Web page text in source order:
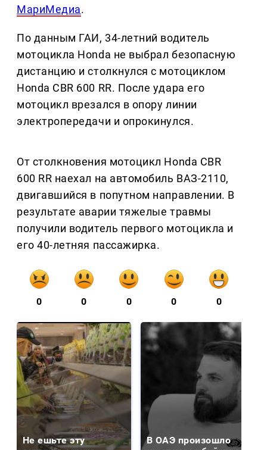
МариМедиа.
По данным ГАИ, 34-летний водитель
мотоцикла Honda не выбрал безопасную
дистанцию и столкнулся с мотоциклом
Honda CBR 600 RR. После удара его
мотоцикл врезался в опору линии
электропередачи и опрокинулся.
От столкновения мотоцикл Honda CBR
600 RR наехал на автомобиль ВАЗ-2110,
двигавшийся в попутном направлении. В
результате аварии тяжелые травмы
получили водитель первого мотоцикла и
его 40-летняя пассажирка.
0 0 0 0 0
Не ешьте эту
В ОАЭ произошло